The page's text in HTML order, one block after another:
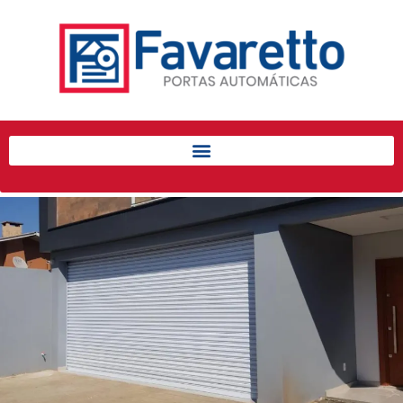
Início
Produtos
Porta de Enrolar Automática
Automatizadores
Acessórios Para Portas de
Enrolar
Pintura eletrostática
Portfólio
Contato